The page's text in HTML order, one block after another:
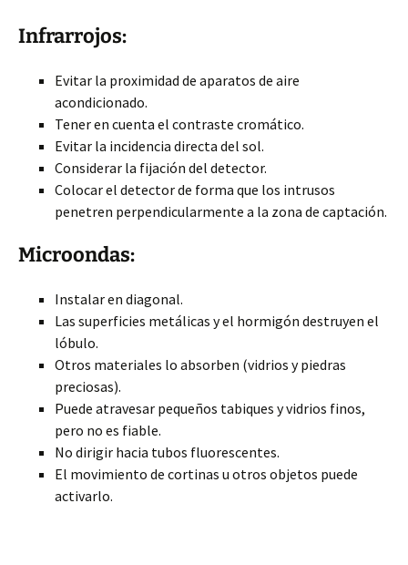
Infrarrojos:
Evitar la proximidad de aparatos de aire
acondicionado.
Tener en cuenta el contraste cromático.
Evitar la incidencia directa del sol.
Considerar la fijación del detector.
Colocar el detector de forma que los intrusos
penetren perpendicularmente a la zona de captación.
Microondas:
Instalar en diagonal.
Las superficies metálicas y el hormigón destruyen el
lóbulo.
Otros materiales lo absorben (vidrios y piedras
preciosas).
Puede atravesar pequeños tabiques y vidrios finos,
pero no es fiable.
No dirigir hacia tubos fluorescentes.
El movimiento de cortinas u otros objetos puede
activarlo.